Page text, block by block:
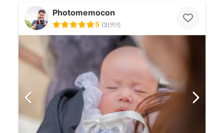
Photomemocon
5 (3)男性